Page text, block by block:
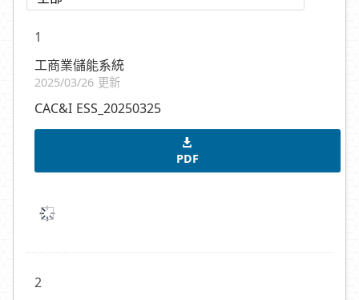
1
工商業儲能系統
2025/03/26 更新
CAC&I ESS_20250325
PDF
2